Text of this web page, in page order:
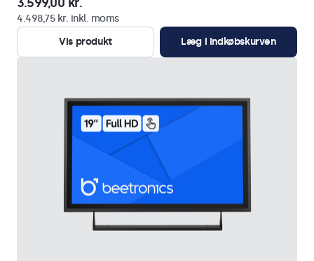
4.498,75 kr. inkl. moms
Vis produkt
Læg i indkøbskurven